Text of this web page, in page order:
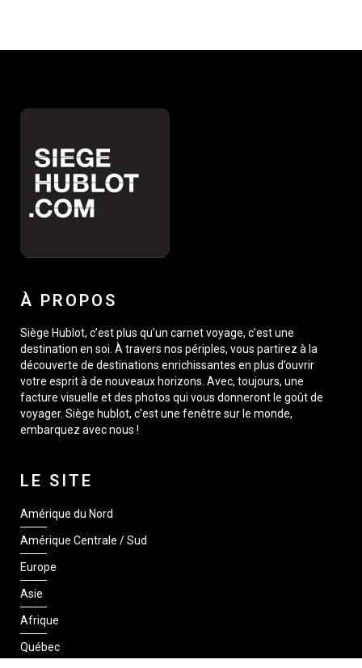
À PROPOS
Siège Hublot, c’est plus qu’un carnet voyage, c’est une
destination en soi. À travers nos périples, vous partirez à la
découverte de destinations enrichissantes en plus d’ouvrir
votre esprit à de nouveaux horizons. Avec, toujours, une
facture visuelle et des photos qui vous donneront le goût de
voyager. Siège hublot, c’est une fenêtre sur le monde,
embarquez avec nous !
LE SITE
Amérique du Nord
Amérique Centrale / Sud
Europe
Asie
Afrique
Québec